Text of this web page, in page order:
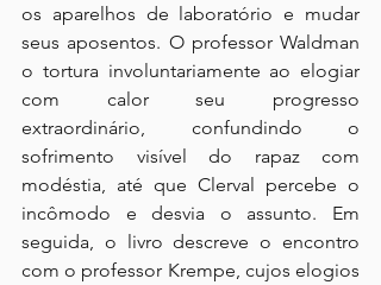
os aparelhos de laboratório e mudar
seus aposentos. O professor Waldman
o tortura involuntariamente ao elogiar
com calor seu progresso
extraordinário, confundindo o
sofrimento visível do rapaz com
modéstia, até que Clerval percebe o
incômodo e desvia o assunto. Em
seguida, o livro descreve o encontro
com o professor Krempe, cujos elogios